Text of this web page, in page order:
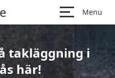
Menu
takläggning i
här!